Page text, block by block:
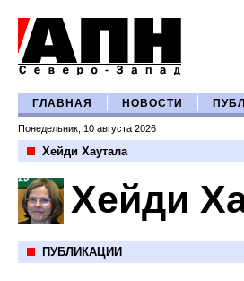
ГЛАВНАЯ НОВОСТИ
Понедельник, 10 августа 2026
Хейди Хаутала
Хейди
ПУБЛИКАЦИИ